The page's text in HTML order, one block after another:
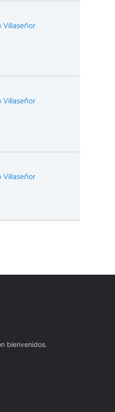
Villaseñor
Villaseñor
Villaseñor
bienvenidos.